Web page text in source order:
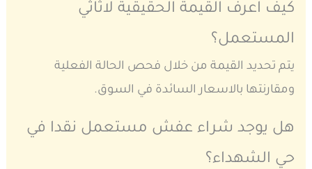
كيف اعرف القيمة الحقيقية لاثاثي
المستعمل؟
يتم تحديد القيمة من خلال فحص الحالة الفعلية
ومقارنتها بالاسعار السائدة في السوق.
هل يوجد شراء عفش مستعمل نقدا في
حي الشهداء؟